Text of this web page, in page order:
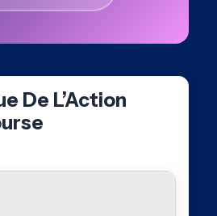
De L’Action